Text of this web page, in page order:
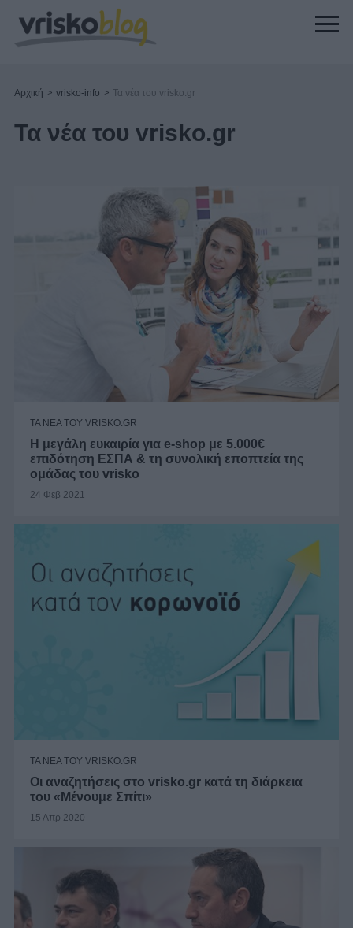
Αρχική > vrisko-info > Τα νέα του vrisko.gr
Τα νέα του vrisko.gr
ΤΑ ΝΕΑ ΤΟΥ VRISKO.GR
Η μεγάλη ευκαιρία για e-shop με 5.000€
επιδότηση ΕΣΠΑ & τη συνολική εποπτεία της
ομάδας του vrisko
24 Φεβ 2021
ΤΑ ΝΕΑ ΤΟΥ VRISKO.GR
Οι αναζητήσεις στο vrisko.gr κατά τη διάρκεια
του «Μένουμε Σπίτι»
15 Απρ 2020